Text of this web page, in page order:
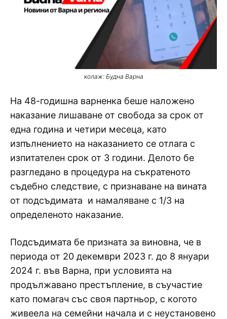
колаж: Будна Варна
На 48-годишна варненка беше наложено
наказание лишаване от свобода за срок от
една година и четири месеца, като
изпълнението на наказанието се отлага с
изпитателен срок от 3 години. Делото бе
разгледано в процедура на съкратеното
съдебно следствие, с признаване на вината
от подсъдимата и намаляване с 1/3 на
определеното наказание.
Подсъдимата бе призната за виновна, че в
периода от 20 декември 2023 г. до 8 януари
2024 г. във Варна, при условията на
продължавано престъпление, в съучастие
като помагач със своя партньор, с когото
живеела на семейни начала и с неустановено